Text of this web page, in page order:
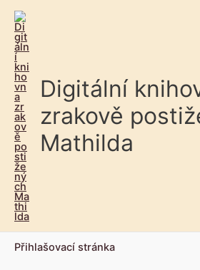
Digitální
zrakově
Mathilda
Přihlašovací stránka